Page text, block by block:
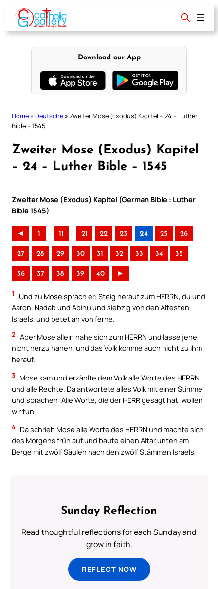
content
Download our App
Home » Deutsche » Zweiter Mose (Exodus) Kapitel – 24 – Luther
Bible – 1545
Zweiter Mose (Exodus) Kapitel
– 24 – Luther Bible – 1545
Zweiter Mose (Exodus) Kapitel (German Bible : Luther
Bible 1545)
◄ 1 .. 11 .. 21 22 23 24 25 26
27 28 29 30 31 32 33 34 35
36 37 38 39 40 ►
1
Und zu Mose sprach er: Steig herauf zum HERRN, du und
Aaron, Nadab und Abihu und siebzig von den Ältesten
Israels, und betet an von ferne.
2 Aber Mose allein nahe sich zum HERRN und lasse jene
nicht herzu nahen, und das Volk komme auch nicht zu ihm
herauf.
3 Mose kam und erzählte dem Volk alle Worte des HERRN
und alle Rechte. Da antwortete alles Volk mit einer Stimme
und sprachen: Alle Worte, die der HERR gesagt hat, wollen
wir tun.
4 Da schrieb Mose alle Worte des HERRN und machte sich
des Morgens früh auf und baute einen Altar unten am
Berge mit zwölf Säulen nach den zwölf Stämmen Israels,
Sunday Reflection
Read thoughtful reflections for each Sunday and
grow in faith.
REFLECT NOW